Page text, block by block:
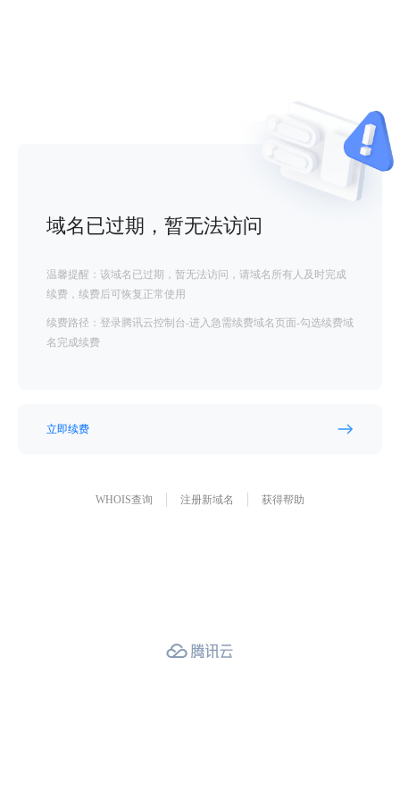
域名已过期，暂无法访问
温馨提醒：该域名已过期，暂无法访问，请域名所有人及时完成
续费，续费后可恢复正常使用
续费路径：登录腾讯云控制台-进入急需续费域名页面-勾选续费域
名完成续费
立即续费
WHOIS查询 注册新域名 获得帮助